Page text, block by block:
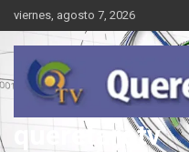
Saltar
al
contenido
viernes, agosto 7, 2026
queretarotv